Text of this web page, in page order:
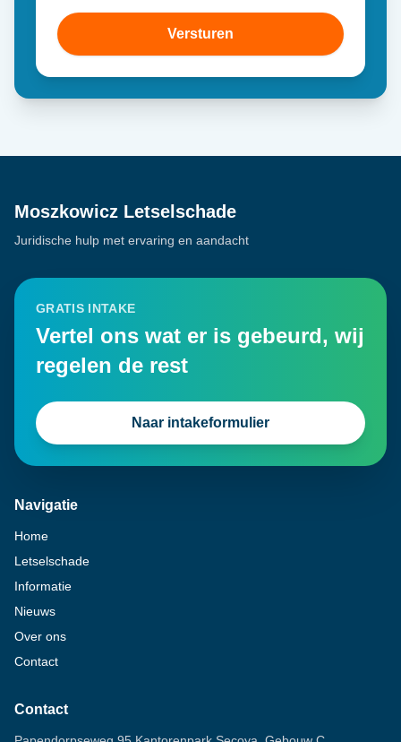
Versturen
Moszkowicz Letselschade
Juridische hulp met ervaring en aandacht
GRATIS INTAKE
Vertel ons wat er is gebeurd, wij
regelen de rest
Naar intakeformulier
Navigatie
Home
Letselschade
Informatie
Nieuws
Over ons
Contact
Contact